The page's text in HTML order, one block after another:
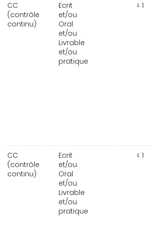
CC
(contrôle
continu)
Ecrit
et/ou
Oral
et/ou
Livrable
et/ou
pratique
≤ 1
CC
(contrôle
continu)
Ecrit
et/ou
Oral
et/ou
Livrable
et/ou
pratique
≤ 1